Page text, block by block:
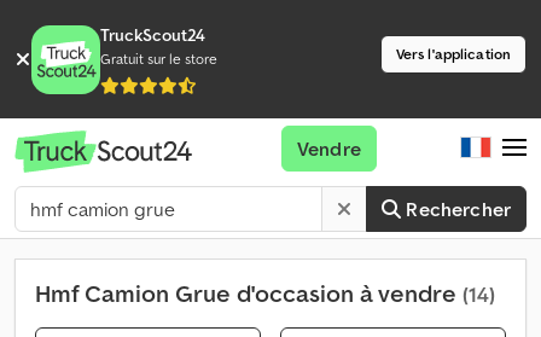
TruckScout24
Gratuit sur le store Vers l'application
Rechercher
Vendre
Hmf Camion Grue d'occasion à vendre (14)